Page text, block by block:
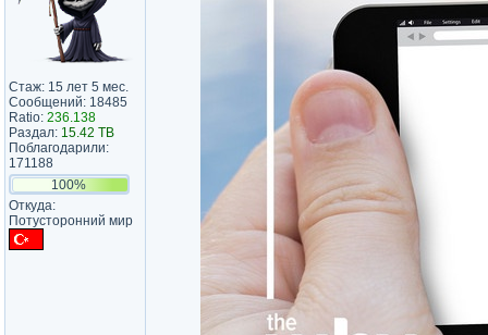
Стаж: 15 лет 5 мес.
Сообщений: 18485
Ratio: 236.138
Раздал: 15.42 TB
Поблагодарили:
171188
100%
Откуда:
Потусторонний мир